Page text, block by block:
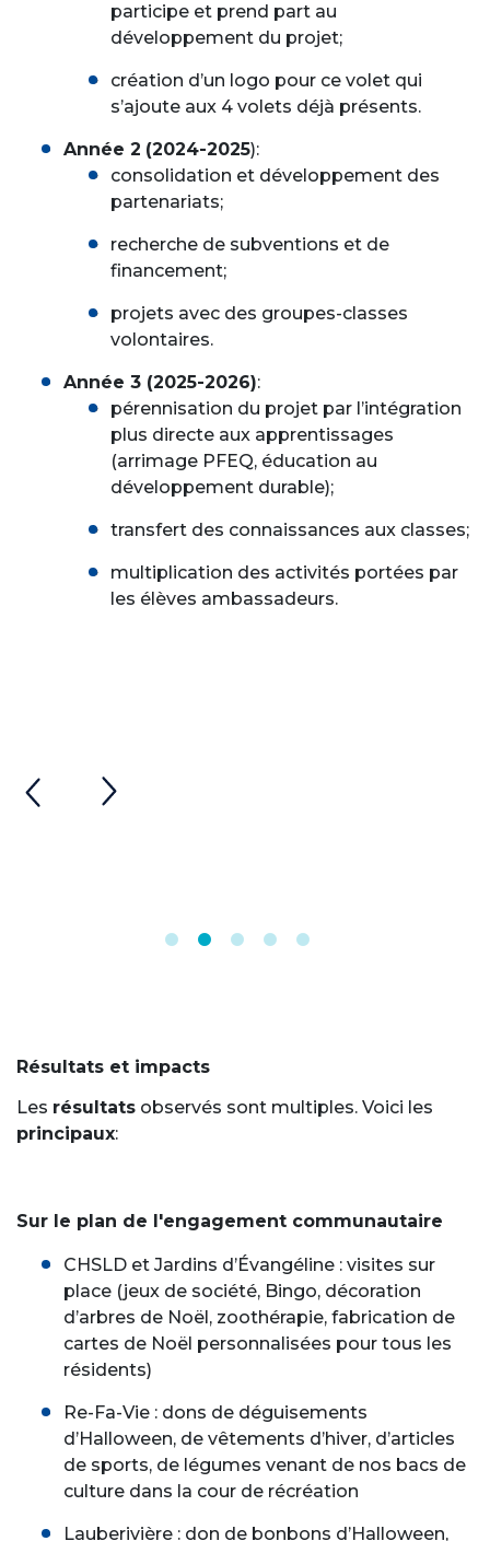
participe et prend part au
développement du projet;
création d’un logo pour ce volet qui
s’ajoute aux 4 volets déjà présents.
Année 2 (2024-2025):
consolidation et développement des
partenariats;
recherche de subventions et de
financement;
projets avec des groupes-classes
volontaires.
Année 3 (2025-2026):
pérennisation du projet par l’intégration
plus directe aux apprentissages
(arrimage PFEQ, éducation au
développement durable);
transfert des connaissances aux classes;
multiplication des activités portées par
les élèves ambassadeurs.
Résultats et impacts
Les résultats observés sont multiples. Voici les
principaux:
Sur le plan de l'engagement communautaire
CHSLD et Jardins d’Évangéline : visites sur
place (jeux de société, Bingo, décoration
d’arbres de Noël, zoothérapie, fabrication de
cartes de Noël personnalisées pour tous les
résidents)
Re-Fa-Vie : dons de déguisements
d’Halloween, de vêtements d’hiver, d’articles
de sports, de légumes venant de nos bacs de
culture dans la cour de récréation
Lauberivière : don de bonbons d’Halloween,